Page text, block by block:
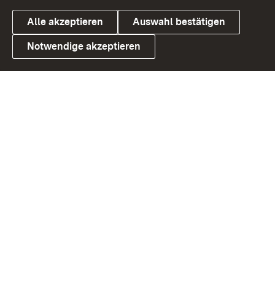
Link zum Landesportal
Alle akzeptieren Auswahl bestätigen
Notwendige akzeptieren